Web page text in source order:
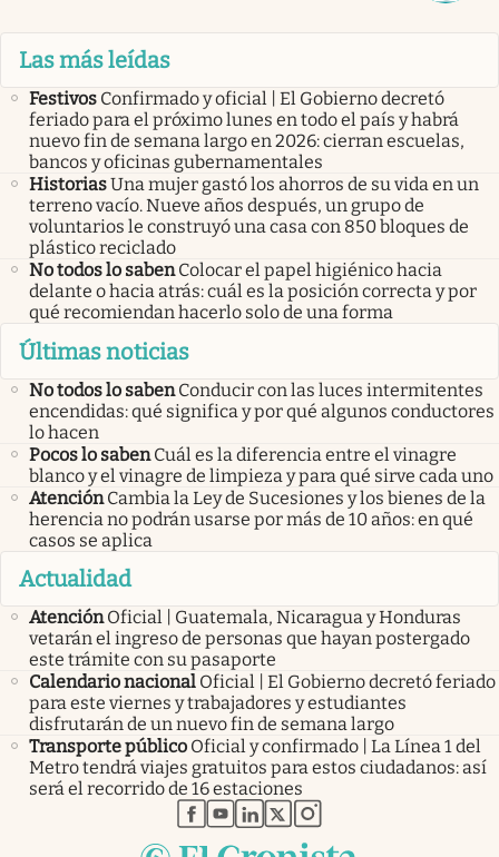
Las más leídas
Festivos Confirmado y oficial | El Gobierno decretó
feriado para el próximo lunes en todo el país y habrá
nuevo fin de semana largo en 2026: cierran escuelas,
bancos y oficinas gubernamentales
HistoriasUna mujer gastó los ahorros de su vida en un
terreno vacío. Nueve años después, un grupo de
voluntarios le construyó una casa con 850 bloques de
plástico reciclado
No todos lo saben Colocar el papel higiénico hacia
delante o hacia atrás: cuál es la posición correcta y por
qué recomiendan hacerlo solo de una forma
Últimas noticias
No todos lo saben Conducir con las luces intermitentes
encendidas: qué significa y por qué algunos conductores
lo hacen
Pocos lo saben Cuál es la diferencia entre el vinagre
blanco y el vinagre de limpieza y para qué sirve cada uno
Atención Cambia la Ley de Sucesiones y los bienes de la
herencia no podrán usarse por más de 10 años: en qué
casos se aplica
Actualidad
Atención Oficial | Guatemala, Nicaragua y Honduras
vetarán el ingreso de personas que hayan postergado
este trámite con su pasaporte
Calendario nacional Oficial | El Gobierno decretó feriado
para este viernes y trabajadores y estudiantes
disfrutarán de un nuevo fin de semana largo
Transporte público Oficial y confirmado | La Línea 1 del
Metro tendrá viajes gratuitos para estos ciudadanos: así
será el recorrido de 16 estaciones
abre en nueva pestaña
abre en nueva pestaña
abre en nueva pestaña
abre en nueva pestaña
abre en nueva pestaña